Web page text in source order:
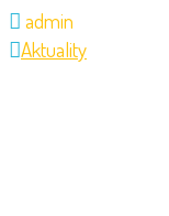
admin
Aktuality